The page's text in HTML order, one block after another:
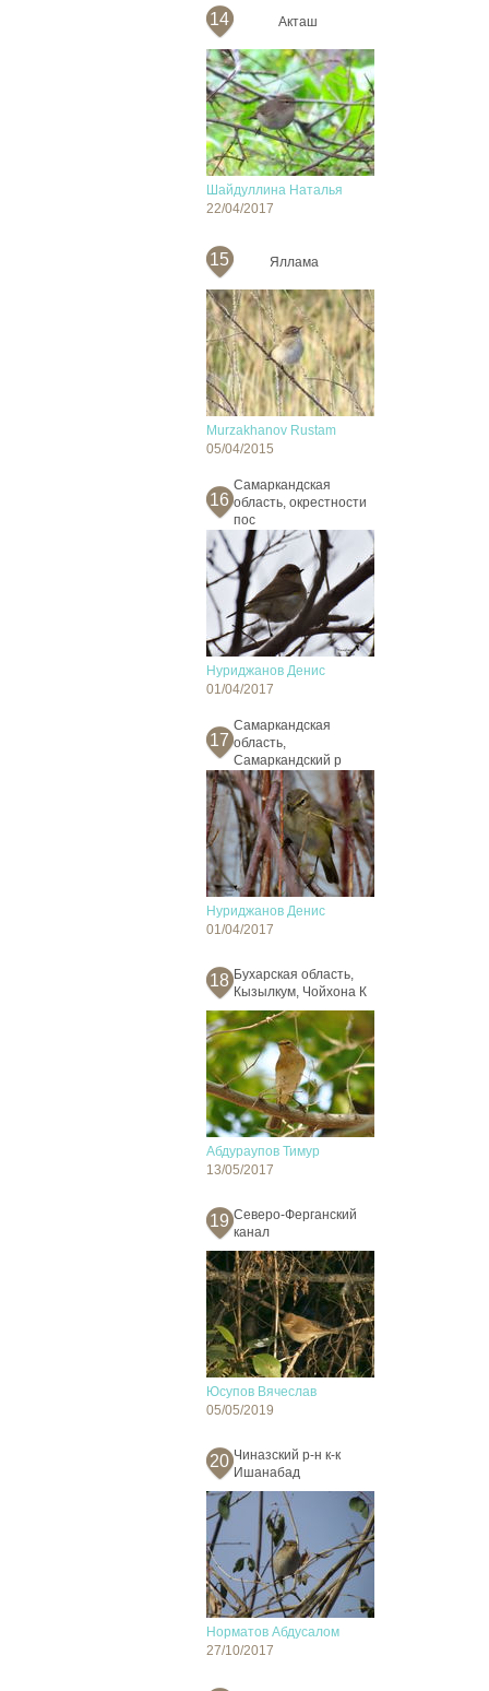
14 Акташ
Шайдуллина Наталья
22/04/2017
15 Яллама
Murzakhanov Rustam
05/04/2015
16
Самаркандская
область, окрестности
пос
Нуриджанов Денис
01/04/2017
17
Самаркандская
область,
Самаркандский р
Нуриджанов Денис
01/04/2017
18 Бухарская область,
Кызылкум, Чойхона К
Абдураупов Тимур
13/05/2017
19 Северо-Ферганский
канал
Юсупов Вячеслав
05/05/2019
20 Чиназский р-н к-к
Ишанабад
Норматов Абдусалом
27/10/2017